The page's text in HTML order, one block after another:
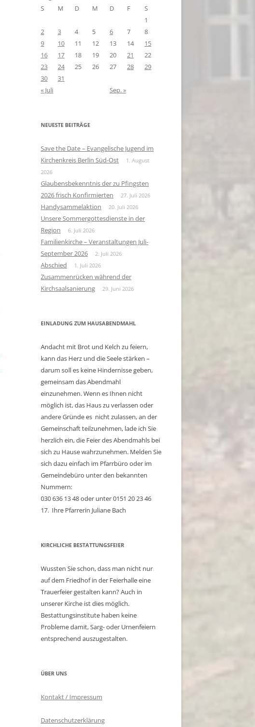
S
M D M D F
S
1
2
3 4 5 6 7
8
9
10 11 12 13 14
15
16
17 18 19 20 21
22
23
24 25 26 27 28
29
30
31
« Juli
Sep. »
NEUESTE BEITRÄGE
Save the Date – Evangelische Jugend im
Kirchenkreis Berlin Süd-Ost
1. August
2026
Glaubensbekenntnis der zu Pfingsten
2026 frisch Konfirmierten
27. Juli 2026
Handysammelaktion 20. Juli 2026
Unsere Sommergottesdienste in der
Region
6. Juli 2026
Familienkirche – Veranstaltungen Juli-
September 2026
2. Juli 2026
Abschied 1. Juli 2026
Zusammenrücken während der
Kirchsaalsanierung
29. Juni 2026
EINLADUNG ZUM HAUSABENDMAHL
Andacht mit Brot und Kelch zu feiern,
kann das Herz und die Seele stärken –
darum soll es keine Hindernisse geben,
gemeinsam das Abendmahl
einzunehmen. Wenn es Ihnen nicht
möglich ist, das Haus zu verlassen oder
andere Gründe es nicht zulassen, an der
Gemeinschaft teilzunehmen, lade ich Sie
herzlich ein, die Feier des Abendmahls bei
sich zu Hause wahrzunehmen. Melden Sie
sich dazu einfach im Pfarrbüro oder im
Gemeindebüro unter den bekannten
Nummern:
030 636 13 48 oder unter 0151 20 23 46
17. Ihre Pfarrerin Juliane Bach
KIRCHLICHE BESTATTUNGSFEIER
Wussten Sie schon, dass man nicht nur
auf dem Friedhof in der Feierhalle eine
Trauerfeier gestalten kann? Auch in
unserer Kirche ist dies möglich.
Bestattungsinstitute haben keine
Probleme damit, Sarg- oder Urnenfeiern
entsprechend auszugestalten.
ÜBER UNS
Kontakt / Impressum
Datenschutzerklärung